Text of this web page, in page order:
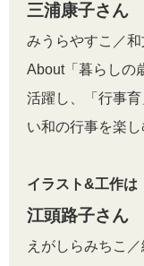
三浦康子さん
みうらやすこ／
About「暮らしの
活躍し、「行事
い和の行事を楽し
イラスト&工作は
江頭路子さん
えがしらみちこ